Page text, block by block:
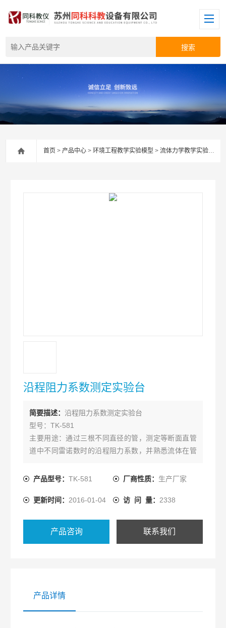
首页 >产品中心 >环境工程教学实验模型 >流体力学教学实验设备
沿程阻力系数测定实验台
简要描述： 沿程阻力系数测定实验台
型号：TK-581
主要用途：通过三根不同直径的管，测定等断面直管
道中不同雷诺数时的沿程阻力系数，并熟悉流体在管
产品型号：TK-581 厂商性质： 生产厂家
更新时间： 2016-01-04 访 问 量： 2338
产品咨询 联系我们
产品详情